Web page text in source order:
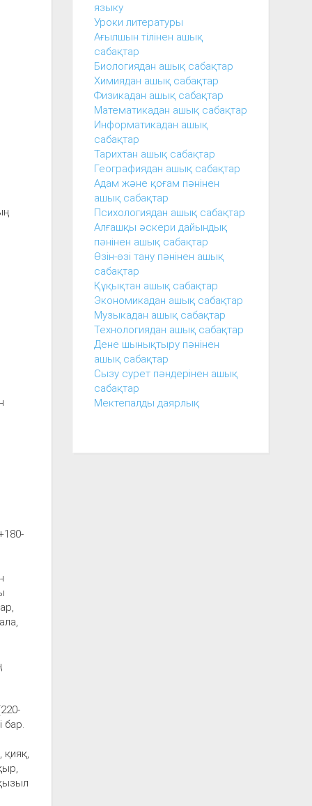
языку
Уроки литературы
Ағылшын тілінен ашық
сабақтар
Биологиядан ашық сабақтар
Химиядан ашық сабақтар
Физикадан ашық сабақтар
Математикадан ашық сабақтар
Информатикадан ашық
сабақтар
Тарихтан ашық сабақтар
Географиядан ашық сабақтар
Адам және қоғам пәнінен
ашық сабақтар
Психологиядан ашық сабақтар
Алғашқы әскери дайындық
пәнінен ашық сабақтар
Өзін-өзі тану пәнінен ашық
сабақтар
Құқықтан ашық сабақтар
Экономикадан ашық сабақтар
Музыкадан ашық сабақтар
Технологиядан ашық сабақтар
Дене шынықтыру пәнінен
ашық сабақтар
Сызу сурет пәндерінен ашық
сабақтар
Мектепалды даярлық